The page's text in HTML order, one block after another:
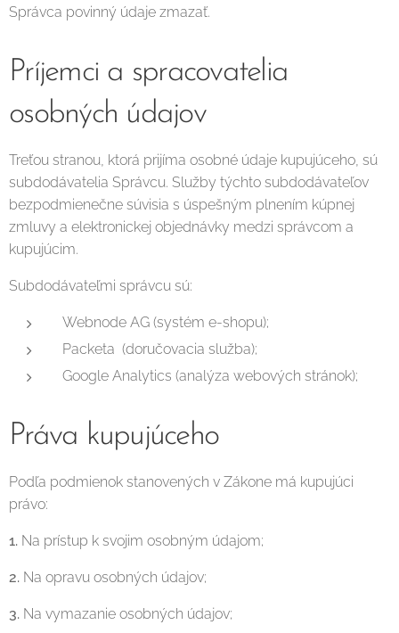
Správca povinný údaje zmazať.
Príjemci a spracovatelia
osobných údajov
Treťou stranou, ktorá prijíma osobné údaje kupujúceho, sú
subdodávatelia Správcu. Služby týchto subdodávateľov
bezpodmienečne súvisia s úspešným plnením kúpnej
zmluvy a elektronickej objednávky medzi správcom a
kupujúcim.
Subdodávateľmi správcu sú:
Webnode AG (systém e-shopu);
Packeta (doručovacia služba);
Google Analytics (analýza webových stránok);
Práva kupujúceho
Podľa podmienok stanovených v Zákone má kupujúci
právo:
1. Na prístup k svojim osobným údajom;
2. Na opravu osobných údajov;
3. Na vymazanie osobných údajov;